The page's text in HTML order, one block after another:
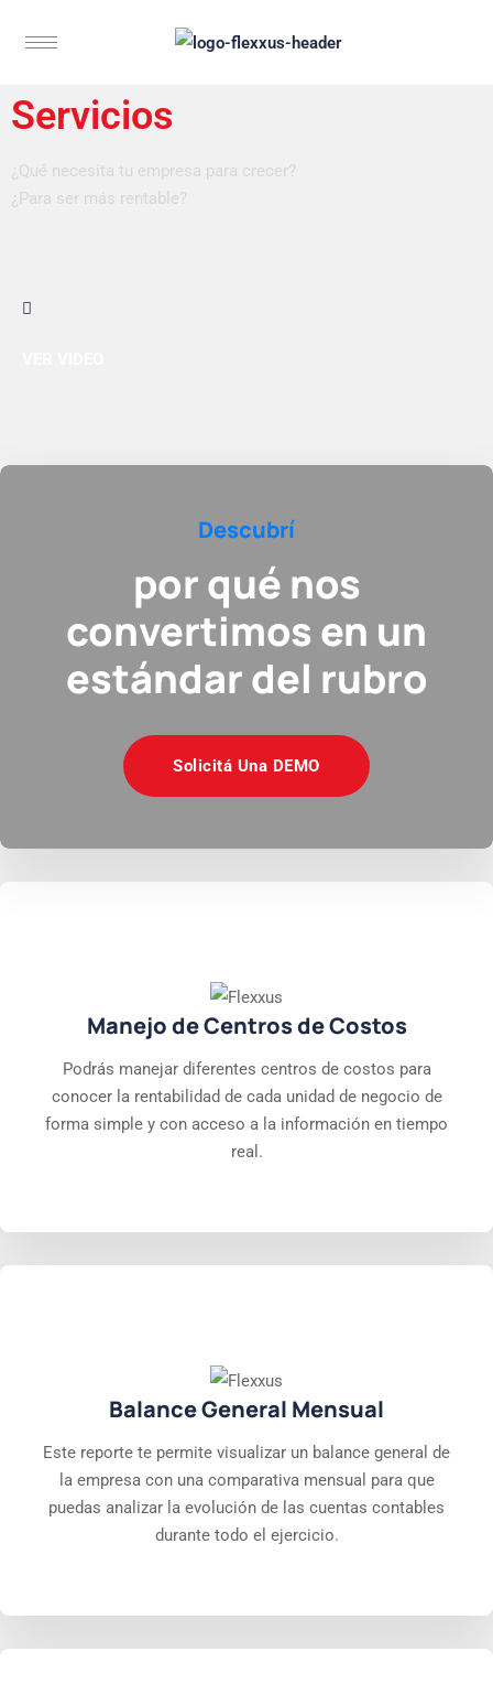
Servicios
¿Qué necesita tu empresa para crecer?
¿Para ser más rentable?
Descubrí
por qué nos
convertimos en un
estándar del rubro
Solicitá Una DEMO
Manejo de Centros de Costos
Podrás manejar diferentes centros de costos para
conocer la rentabilidad de cada unidad de negocio de
forma simple y con acceso a la información en tiempo
real.
Balance General Mensual
Este reporte te permite visualizar un balance general de
la empresa con una comparativa mensual para que
puedas analizar la evolución de las cuentas contables
durante todo el ejercicio.